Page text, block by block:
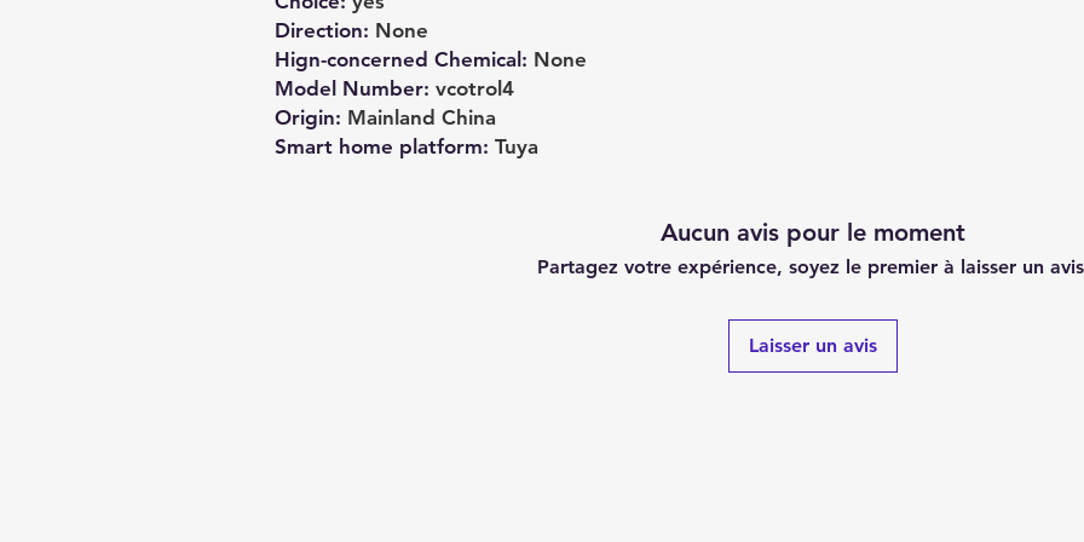
Direction: None
Hign-concerned Chemical : None
Model Number: vcotrol4
Origin: Mainland China
Smart home platform: Tuya
Aucun avis pour le moment
Partagez votre expérience, soyez le premier à laisser un
Laisser un avis